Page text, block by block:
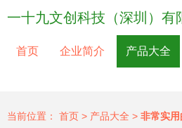
一十九文创科技（深圳）有
首页 企业简介 产品大全
当前位置： 首页 > 产品大全 > 非常实